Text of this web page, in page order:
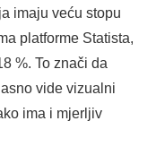
imaju veću stopu
platforme Statista,
%. To znači da
vide vizualni
ima i mjerljiv